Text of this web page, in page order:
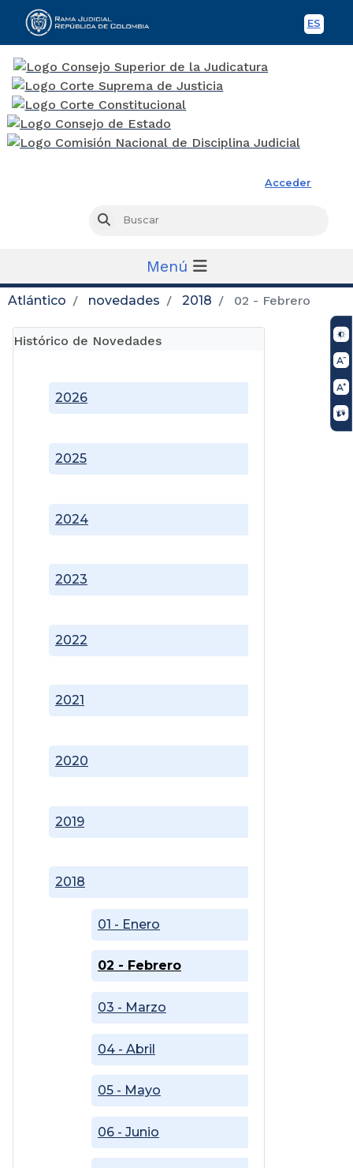
ES
Acceder
Buscar
Menú
Atlántico novedades 2018 02 - Febrero
Histórico de Novedades
2018
01 - Enero
02 - Febrero
03 - Marzo
04 - Abril
05 - Mayo
06 - Junio
2019
2020
2021
2022
2023
2024
2025
2026